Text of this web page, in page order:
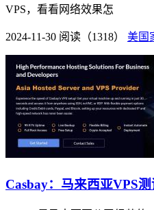
VPS，看看网络效果怎
2024-11-30 阅读（1318） 美国
Casbay：马来西亚VPS